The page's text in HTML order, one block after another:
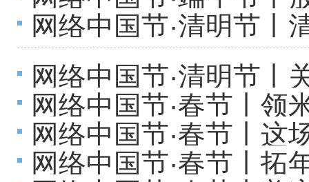
奶”说：今天的主角是“
网络中国节·清明节丨
行“山海湖”旅游专线
网络中国节·清明节丨
营与安全管理的公告
网络中国节·春节丨领
民喜提“新年礼物”
网络中国节·春节丨这
马年
网络中国节·春节丨